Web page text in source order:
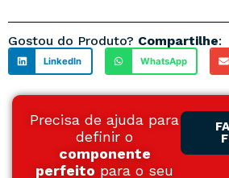
Gostou do Produto? Compartilhe:
LinkedIn WhatsApp
Precisa de ajuda para
definir o
componente
perfeito para o seu